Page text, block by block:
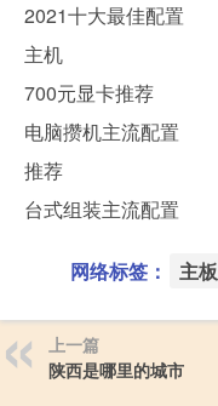
2021十大最佳配置
主机
700元显卡推荐
电脑攒机主流配置
推荐
台式组装主流配置
网络标签： 主板
上一篇
陕西是哪里的城市